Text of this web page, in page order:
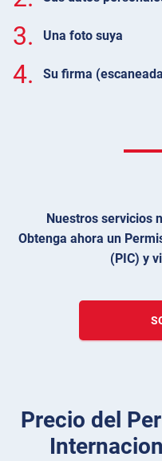
3. Una foto suya
4. Su firma
Nuestros servicios
Obtenga ahora un
(PIC) y
Precio del